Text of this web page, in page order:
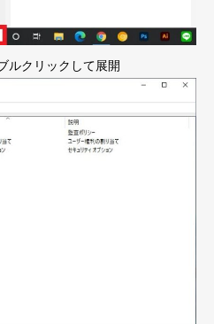
ルクリックして展開